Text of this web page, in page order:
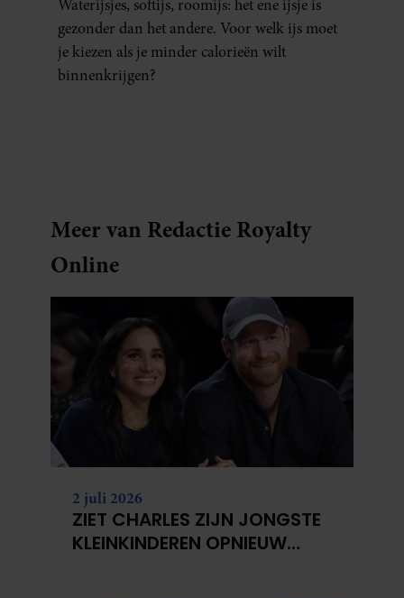
Waterijsjes, softijs, roomijs: het ene ijsje is
gezonder dan het andere. Voor welk ijs moet
je kiezen als je minder calorieën wilt
binnenkrijgen?
Meer van Redactie Royalty
Online
2 juli 2026
ZIET CHARLES ZIJN JONGSTE
KLEINKINDEREN OPNIEUW